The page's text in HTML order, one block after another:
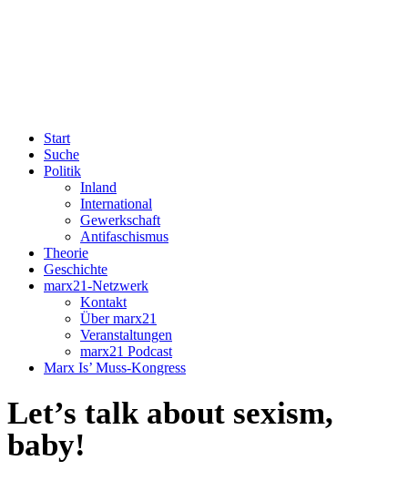
Start
Suche
Politik
Inland
International
Gewerkschaft
Antifaschismus
Theorie
Geschichte
marx21-Netzwerk
Kontakt
Über marx21
Veranstaltungen
marx21 Podcast
Marx Is’ Muss-Kongress
Let’s talk about sexism,
baby!